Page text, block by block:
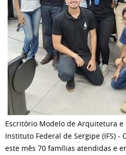
Escritório Modelo de Arquitetura e
Instituto Federal de Sergipe (IFS) -
este mês 70 famílias atendidas e